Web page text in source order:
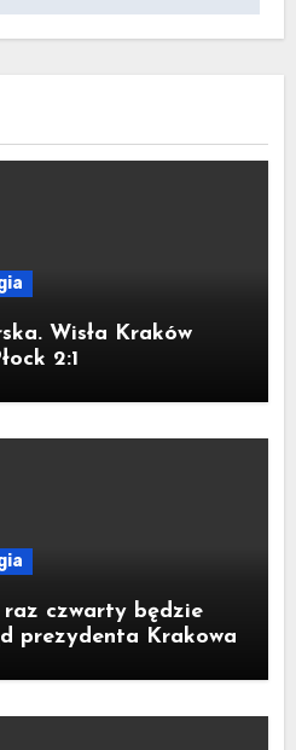
Wisła Kraków
2:1
raz czwarty będzie
prezydenta Krakowa